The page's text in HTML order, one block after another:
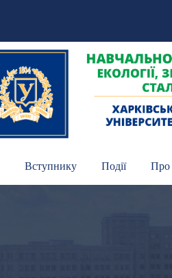
Вступнику Події Про